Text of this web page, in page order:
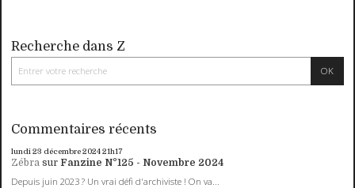
Recherche dans Z
Commentaires récents
lundi 23 décembre 202421h17
Zébra sur Fanzine N°125 - Novembre 2024
Depuis juin 2023 ? Un vrai défi d'archiviste ! On va...